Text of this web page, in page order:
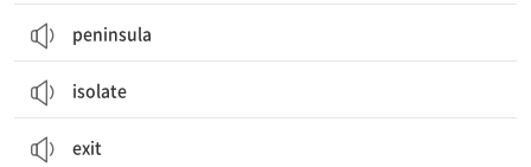
peninsula
isolate
exit